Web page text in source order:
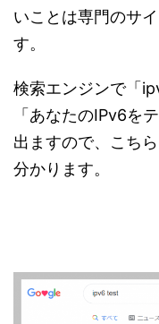
いことは専門のサ
す。
検索エンジンで「
「あなたのIPv6を
出ますので、こち
分かります。